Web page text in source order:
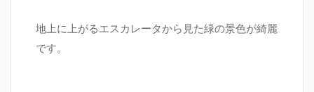
地上に上がるエスカレータから見た緑の景色が綺麗
です。